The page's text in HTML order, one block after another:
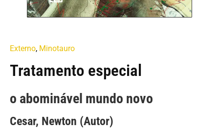
Externo, Minotauro
Tratamento especial
o abominável mundo novo
Cesar, Newton (Autor)